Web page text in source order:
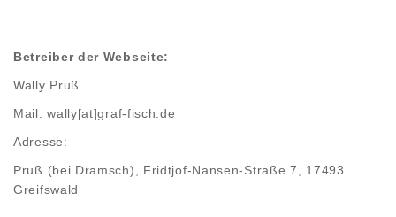
Betreiber der Webseite:
Wally Pruß
Mail: wally[at]graf-fisch.de
Adresse:
Pruß (bei Dramsch), Fridtjof-Nansen-Straße 7, 17493
Greifswald